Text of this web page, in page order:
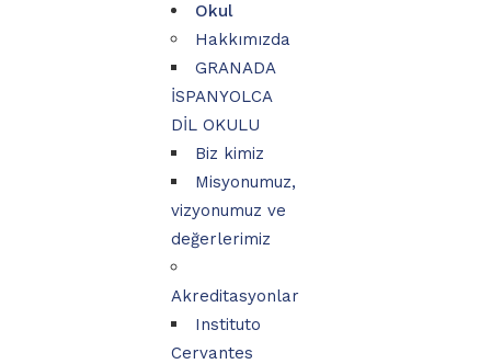
Okul
Hakkımızda
GRANADA
İSPANYOLCA
DİL OKULU
Biz kimiz
Misyonumuz,
vizyonumuz ve
değerlerimiz
Akreditasyonlar
Instituto
Cervantes